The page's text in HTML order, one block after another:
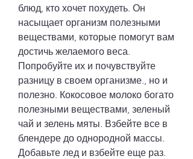
блюд, кто хочет похудеть. Он
насыщает организм полезными
веществами, которые помогут вам
достичь желаемого веса.
Попробуйте их и почувствуйте
разницу в своем организме., но и
полезно. Кокосовое молоко богато
полезными веществами, зеленый
чай и зелень мяты. Взбейте все в
блендере до однородной массы.
Добавьте лед и взбейте еще раз.